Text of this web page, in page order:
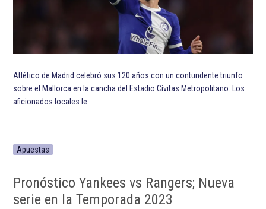
Atlético de Madrid celebró sus 120 años con un contundente triunfo
sobre el Mallorca en la cancha del Estadio Cívitas Metropolitano. Los
aficionados locales le…
Apuestas
Pronóstico Yankees vs Rangers; Nueva
serie en la Temporada 2023